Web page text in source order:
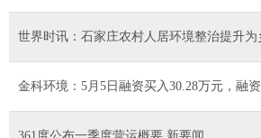
世界时讯：石家庄农村人居环境整治提升
金科环境：5月5日融资买入30.28万元，融